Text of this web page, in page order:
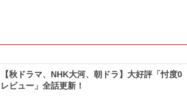
【秋ドラマ、NHK大河、朝ドラ】大好評「忖度0
レビュー」全話更新！